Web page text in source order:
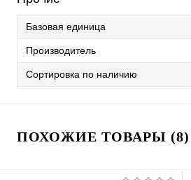
Базовая единица
Производитель
Сортировка по наличию
ПОХОЖИЕ ТОВАРЫ (8)